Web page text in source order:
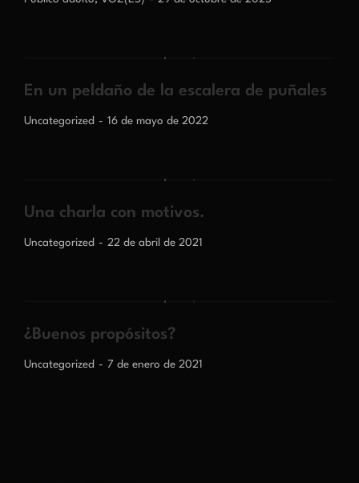
En un peldaño de la escalera de puñales
Uncategorized 16 de mayo de 2022
Una charla con motivos.
Uncategorized 22 de abril de 2021
¿Buenos propósitos?
Uncategorized 7 de enero de 2021